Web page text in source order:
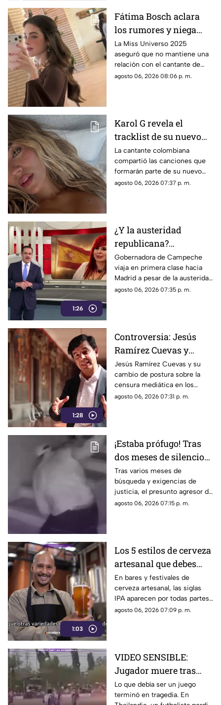
Fátima Bosch aclara
los rumores y niega
tener un romance con
Natanael Cano
La Miss Universo 2025
aseguró que no mantiene una
relación con el cantante de
corridos tumbados.
agosto 06, 2026 08:06 p. m.
Karol G revela el
tracklist de su nuevo
álbum antes de su
lanzamiento; esta es la
lista completa
La cantante colombiana
compartió las canciones que
formarán parte de su nuevo
material de estudio,
agosto 06, 2026 07:37 p. m.
1:26
¿Y la austeridad
republicana?
Gobernadora Layda
Sansores viaja en
primera clase hacia
Madrid
Gobernadora de Campeche
viaja en primera clase hacia
Madrid a pesar de la austeridad
republicana.
agosto 06, 2026 07:35 p. m.
1:28
Controversia: Jesús
Ramírez Cuevas y
Censura a los Medios
de Comunicación
Jesús Ramírez Cuevas y su
cambio de postura sobre la
censura mediática en los
medios de comunicación.
agosto 06, 2026 07:31 p. m.
¡Estaba prófugo! Tras
dos meses de silencio
detuvieron a Jorge "N",
agresor de Paula
Tras varios meses de
búsqueda y exigencias de
justicia, el presunto agresor de
Paula Fajardo fue localizado y
agosto 06, 2026 07:15 p. m.
1:03
Los 5 estilos de cerveza
artesanal que debes
conocer
En bares y festivales de
cerveza artesanal, las siglas
IPA aparecen por todas partes.
Pero, ¿qué significa realmente
agosto 06, 2026 07:09 p. m.
VIDEO SENSIBLE:
Jugador muere tras
impacto de rayo
durante partido
Lo que debía ser un juego
terminó en tragedia. En